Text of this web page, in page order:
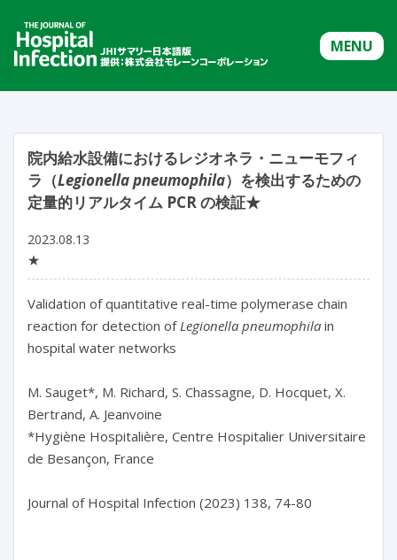
MENU
院内給水設備におけるレジオネラ・ニューモフィ
ラ（Legionella pneumophila）を検出するための
定量的リアルタイム PCR の検証★
2023.08.13
★
Validation of quantitative real-time polymerase chain
reaction for detection of Legionella pneumophila in
hospital water networks
M. Sauget*, M. Richard, S. Chassagne, D. Hocquet, X.
Bertrand, A. Jeanvoine
*Hygiène Hospitalière, Centre Hospitalier Universitaire
de Besançon, France
Journal of Hospital Infection (2023) 138, 74-80